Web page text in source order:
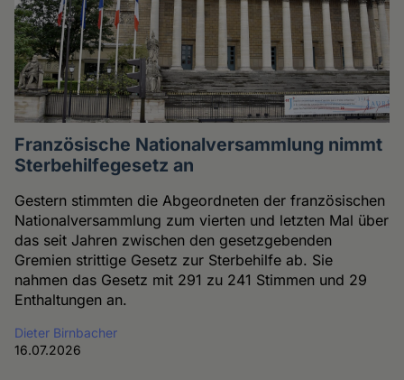
Französische Nationalversammlung nimmt
Sterbehilfegesetz an
Gestern stimmten die Abgeordneten der französischen
Nationalversammlung zum vierten und letzten Mal über
das seit Jahren zwischen den gesetzgebenden
Gremien strittige Gesetz zur Sterbehilfe ab. Sie
nahmen das Gesetz mit 291 zu 241 Stimmen und 29
Enthaltungen an.
Dieter Birnbacher
16.07.2026